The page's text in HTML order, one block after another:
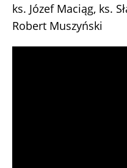
ks. Józef Maciąg, ks.
Robert Muszyński